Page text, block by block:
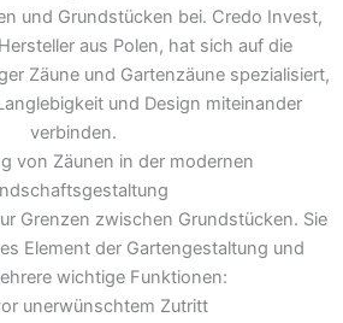
und Grundstücken bei. Credo Invest,
aus Polen, hat sich auf die
Zäune und Gartenzäune spezialisiert,
und Design miteinander
verbinden.
von Zäunen in der modernen
Grenzen zwischen Grundstücken. Sie
Element der Gartengestaltung und
wichtige Funktionen:
unerwünschtem Zutritt